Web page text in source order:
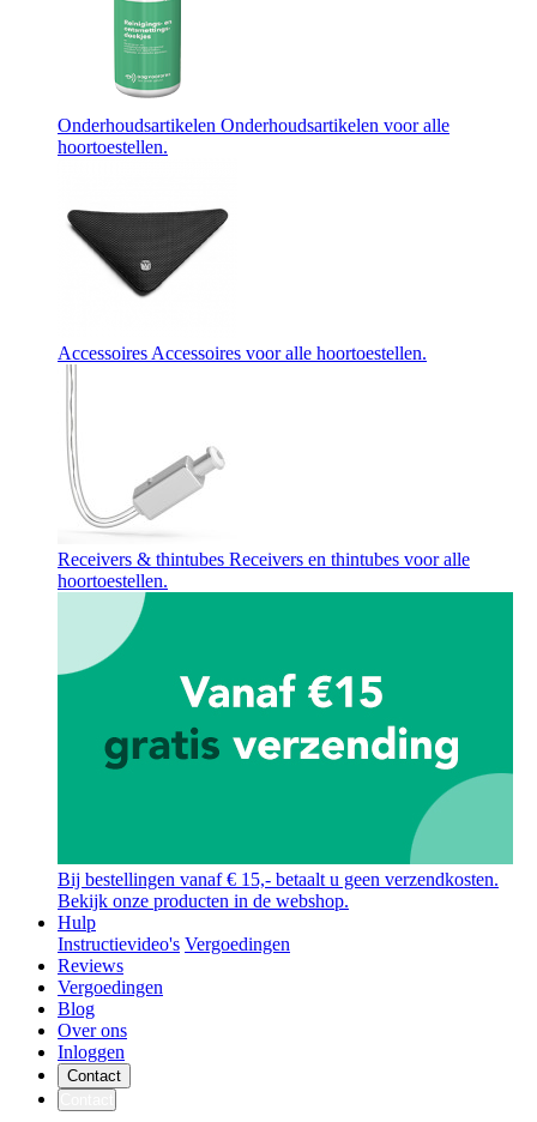
Onderhoudsartikelen Onderhoudsartikelen voor alle
hoortoestellen.
AccessoiresAccessoires voor alle hoortoestellen.
Receivers & thintubes Receivers en thintubes voor alle
hoortoestellen.
Bij bestellingen vanaf € 15,- betaalt u geen verzendkosten.
Bekijk onze producten in de webshop.
Hulp
Instructievideo's Vergoedingen
Reviews
Vergoedingen
Blog
Over ons
Inloggen
Contact